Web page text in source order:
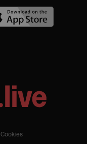
Cookies